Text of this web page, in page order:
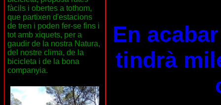
fàcils i obertes a tothom,
que partixen d'estacions
de tren i poden fer-se fins i
tot amb xiquets, per a
gaudir de la nostra Natura,
del nostre clima, de la
bicicleta i de la bona
companyia.
En
tindrà